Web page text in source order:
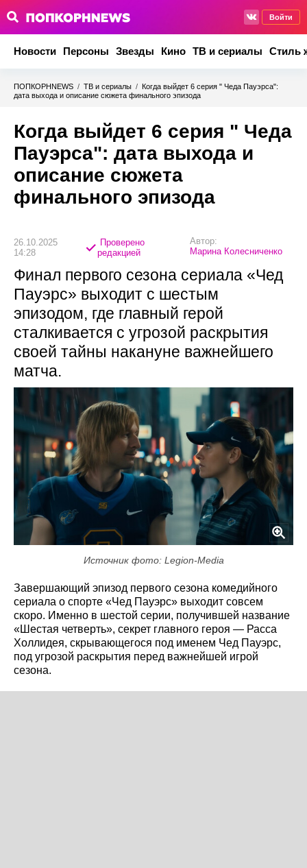
Войти
Новости Персоны Звезды Кино ТВ и сериалы Стиль
ПОПКОРНNEWS / ТВ и сериалы / Когда выйдет 6 серия " Чеда Пауэрса":
дата выхода и описание сюжета финального эпизода
Когда выйдет 6 серия " Чеда
Пауэрса": дата выхода и
описание сюжета
финального эпизода
26.10.2025
14:28
Проверено
редакцией
Автор:
Марина Колесниченко
Финал первого сезона сериала «Чед
Пауэрс» выходит с шестым
эпизодом, где главный герой
сталкивается с угрозой раскрытия
своей тайны накануне важнейшего
матча.
Источник фото: Legion-Media
Завершающий эпизод первого сезона комедийного
сериала о спорте «Чед Пауэрс» выходит совсем
скоро. Именно в шестой серии, получившей название
«Шестая четверть», секрет главного героя — Расса
Холлидея, скрывающегося под именем Чед Пауэрс,
под угрозой раскрытия перед важнейшей игрой
сезона.